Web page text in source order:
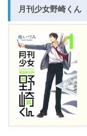
月刊少女野崎くん